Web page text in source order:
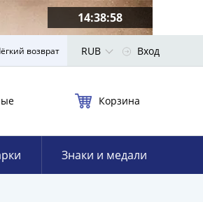
14:38:57
возврат RUB Вход
Корзина
Знаки и медали